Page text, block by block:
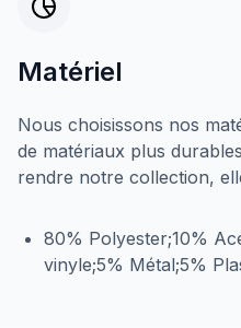
Matériel
Nous choisissons nos
de matériaux plus
rendre notre collection,
80% Polyester;10%
vinyle;5% Métal;5%